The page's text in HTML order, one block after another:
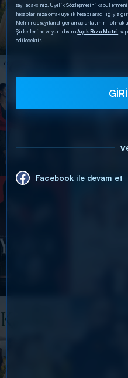
sayılacaksınız. Üyelik Sözleşmesini kabul
hesaplarınıza ortak üyelik hesabı aracılığıyla
Metni’nde sayılan diğer amaçlarla sınırlı
Şirketleri’ne ve yurt dışınaAçık Rıza Metni
edilecektir.
Facebook ile devam et